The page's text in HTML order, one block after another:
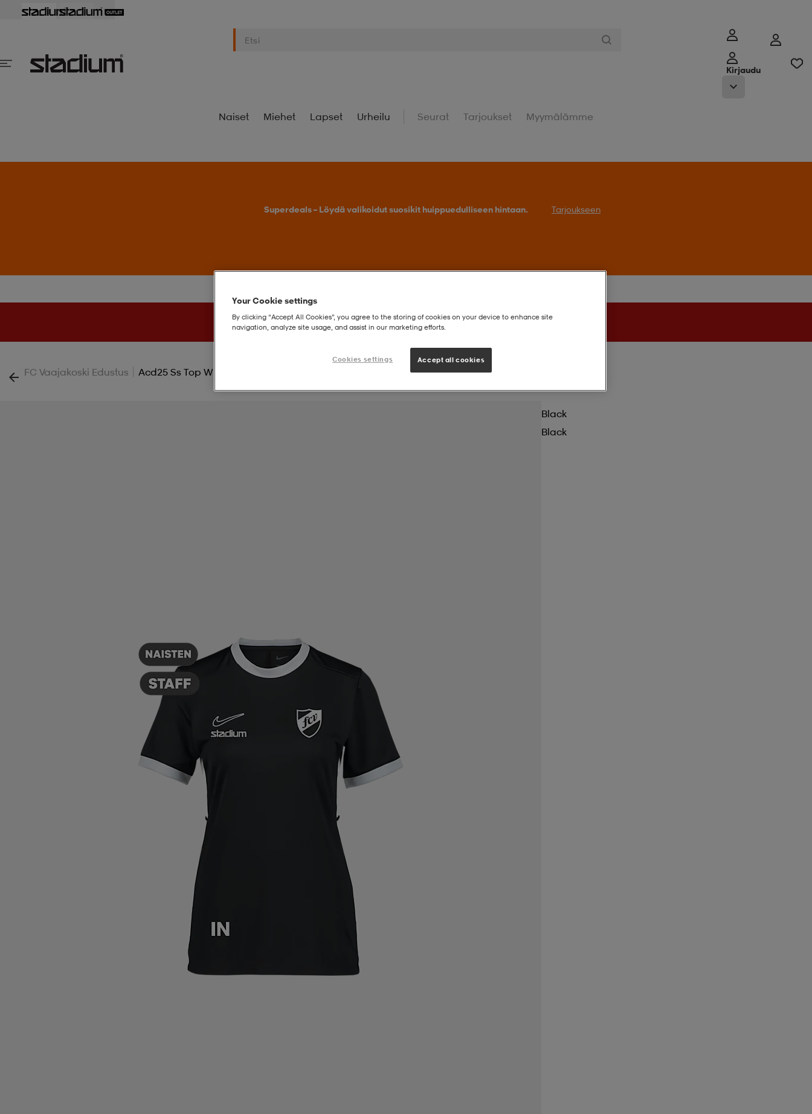
Kirjaudu
Naiset Miehet Lapset Urheilu Seurat Tarjoukset Myymälämme
Superdeals – Löydä valikoidut suosikit huippuedulliseen hintaan. Tarjoukseen
Joukkueen tuote:
FC Vaajakoski Edustus
FC Vaajakoski Edustus | Acd25 Ss Top W
Black
Black
Your Cookie settings
By clicking “Accept All Cookies”, you agree to the storing of cookies on your device to enhance site
navigation, analyze site usage, and assist in our marketing efforts.
Cookies settings Accept all cookies